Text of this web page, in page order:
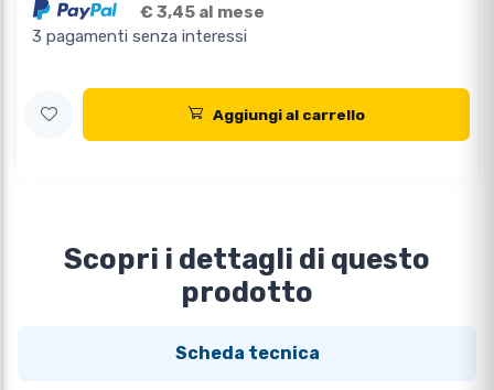
€ 3,45 al mese
3 pagamenti senza interessi
Aggiungi al carrello
Scopri i dettagli di questo
prodotto
Scheda tecnica